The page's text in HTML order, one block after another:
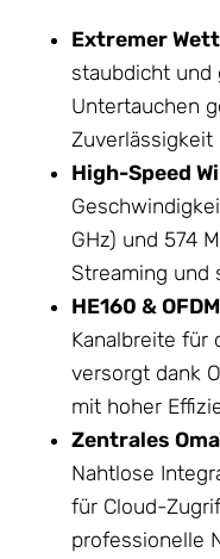
Extremer
staubdicht und
Untertauchen
Zuverlässigkeit
High-Speed
GHz) und 574
Streaming und
HE160 &
Kanalbreite für
versorgt dank
mit hoher
Zentrales
Nahtlose
für Cloud-
professionelle